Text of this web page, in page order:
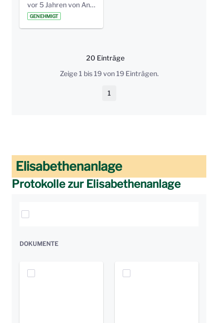
vor 5 Jahren von Anni Schlumberger
GENEHMIGT
20 Einträge
Pro Seite
Zeige 1 bis 19 von 19 Einträgen.
Seite
1
Elisabethenanlage
Protokolle zur Elisabethenanlage
Elemente auswählen
DOKUMENTE